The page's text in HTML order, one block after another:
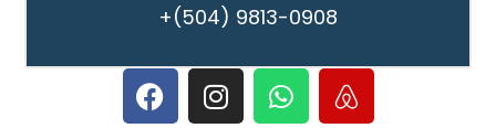
+(504) 9813-0908